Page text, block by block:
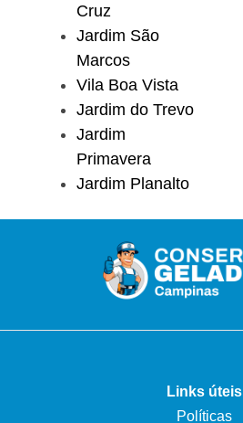
Cruz
Jardim São
Marcos
Vila Boa Vista
Jardim do Trevo
Jardim
Primavera
Jardim Planalto
Links úteis
Políticas